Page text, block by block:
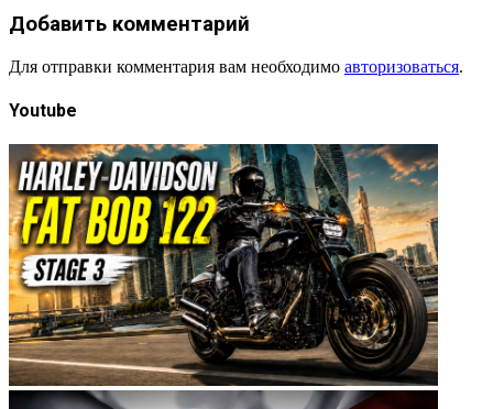
Добавить комментарий
Для отправки комментария вам необходимо авторизоваться.
Youtube